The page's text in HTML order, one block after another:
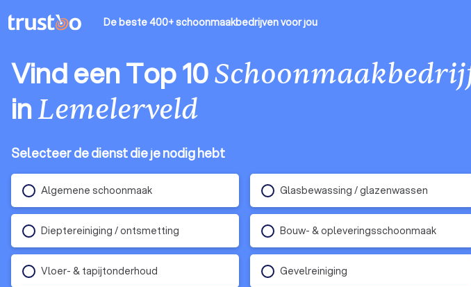
De beste 400+ schoonmaakbedrijvenvoor jou
Vind een Top 10
inLemelerveld
Selecteer de dienst die je nodig hebt
Algemene schoonmaak Glasbewassing / glazenwassen
Dieptereiniging / ontsmetting Bouw- & opleveringsschoonmaak
Vloer- & tapijtonderhoud Gevelreiniging